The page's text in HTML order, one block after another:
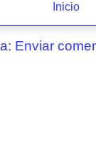
Inicio
Enviar